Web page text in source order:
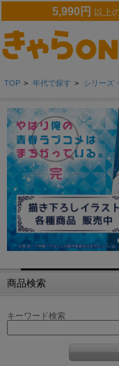
5,990円 以上
TOP > 年代で探す > シリーズ
商品検索
キーワード検索